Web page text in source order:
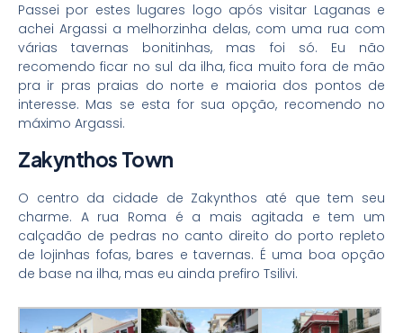
Passei por estes lugares logo após visitar Laganas e
achei Argassi a melhorzinha delas, com uma rua com
várias tavernas bonitinhas, mas foi só. Eu não
recomendo ficar no sul da ilha, fica muito fora de mão
pra ir pras praias do norte e maioria dos pontos de
interesse. Mas se esta for sua opção, recomendo no
máximo Argassi.
Zakynthos Town
O centro da cidade de Zakynthos até que tem seu
charme. A rua Roma é a mais agitada e tem um
calçadão de pedras no canto direito do porto repleto
de lojinhas fofas, bares e tavernas. É uma boa opção
de base na ilha, mas eu ainda prefiro Tsilivi.